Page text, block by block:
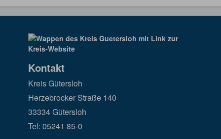
Kontakt
Kreis Gütersloh
Herzebrocker Straße 140
33334 Gütersloh
Tel: 05241 85-0